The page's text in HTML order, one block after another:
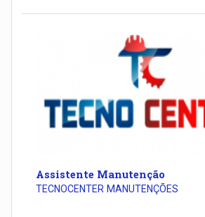
Assistente Manutenção
TECNOCENTER MANUTENÇÕES